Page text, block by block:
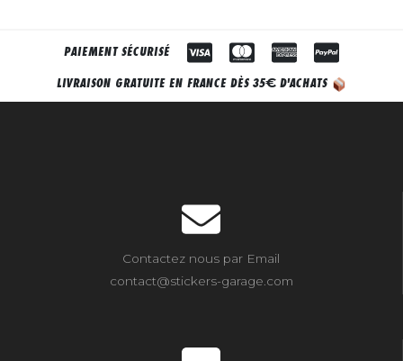
PAIEMENT SÉCURISÉ
LIVRAISON GRATUITE EN FRANCE DÈS 35€ D'ACHATS
Contactez nous par Email
contact@stickers-garage.com